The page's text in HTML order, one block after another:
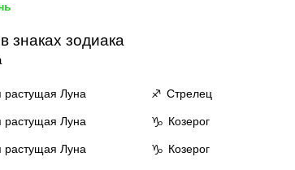
зодиака
растущая Луна ♐ Стрелец
растущая Луна ♑ Козерог
растущая Луна ♑ Козерог